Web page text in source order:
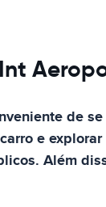
de
e
Além